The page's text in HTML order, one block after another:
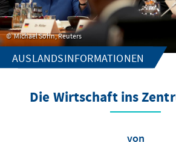
Michael Sohn, Reuters
AUSLANDSINFORMATIONEN
Die Wirtschaft ins
von